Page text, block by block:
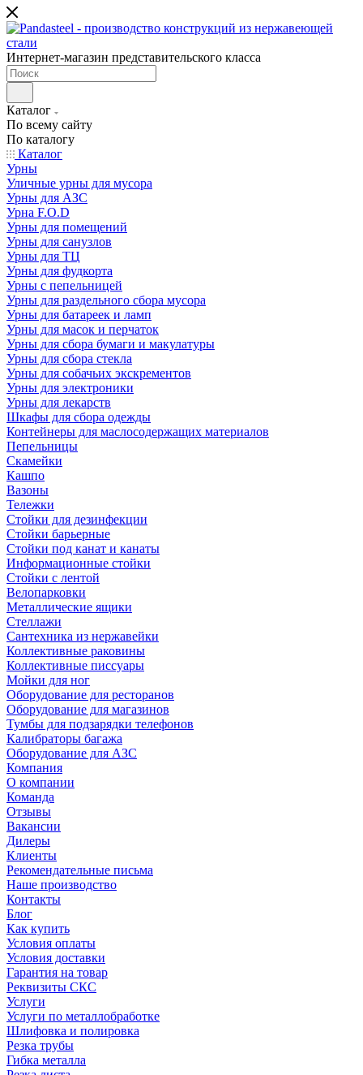
Интернет-магазин представительского класса
Каталог
По всему сайту
По каталогу
Каталог
Урны
Уличные урны для мусора
Урны для АЗС
Урна F.O.D
Урны для помещений
Урны для санузлов
Урны для ТЦ
Урны для фудкорта
Урны с пепельницей
Урны для раздельного сбора мусора
Урны для батареек и ламп
Урны для масок и перчаток
Урны для сбора бумаги и макулатуры
Урны для сбора стекла
Урны для собачьих экскрементов
Урны для электроники
Урны для лекарств
Шкафы для сбора одежды
Контейнеры для маслосодержащих материалов
Пепельницы
Скамейки
Кашпо
Вазоны
Тележки
Стойки для дезинфекции
Стойки барьерные
Стойки под канат и канаты
Информационные стойки
Стойки с лентой
Велопарковки
Металлические ящики
Стеллажи
Сантехника из нержавейки
Коллективные раковины
Коллективные писсуары
Мойки для ног
Оборудование для ресторанов
Оборудование для магазинов
Тумбы для подзарядки телефонов
Калибраторы багажа
Оборудование для АЗС
Компания
О компании
Команда
Отзывы
Вакансии
Дилеры
Клиенты
Рекомендательные письма
Наше производство
Контакты
Блог
Как купить
Условия оплаты
Условия доставки
Гарантия на товар
Реквизиты СКС
Услуги
Услуги по металлобработке
Шлифовка и полировка
Резка трубы
Гибка металла